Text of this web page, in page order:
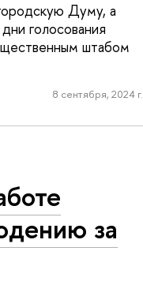
Думу, а
голосования
штабом
8 сентября, 2024 г.
за